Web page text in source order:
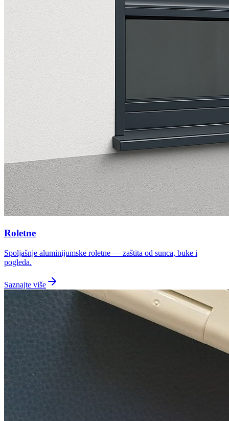
Roletne
Spoljašnje aluminijumske roletne — zaštita od sunca, buke i
pogleda.
Saznajte više